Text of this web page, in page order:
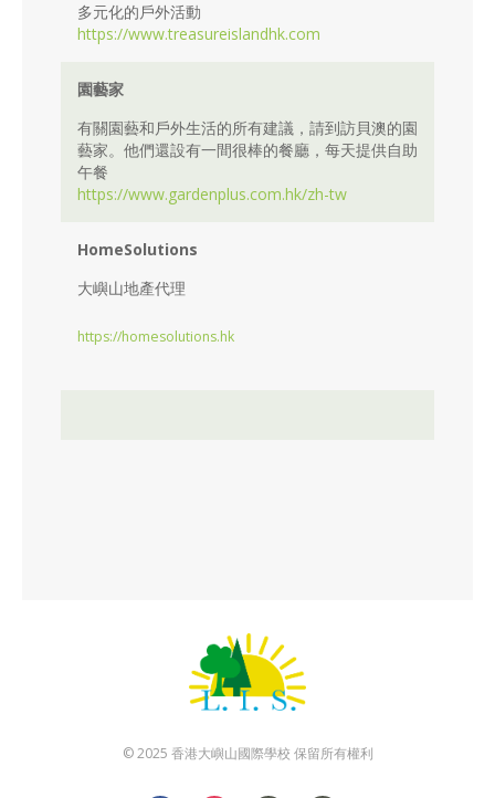
多元化的戶外活動
https://www.treasureislandhk.com
園藝家
有關園藝和戶外生活的所有建議，請到訪貝澳的園
藝家。他們還設有一間很棒的餐廳，每天提供自助
午餐
https://www.gardenplus.com.hk/zh-tw
HomeSolutions
大嶼山地產代理
https://homesolutions.hk
© 2025 香港大嶼山國際學校 保留所有權利